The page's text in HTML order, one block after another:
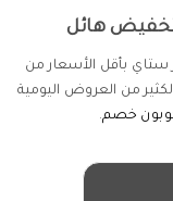
ستاي بأقل الأسعار من
من العروض اليومية
خصم.